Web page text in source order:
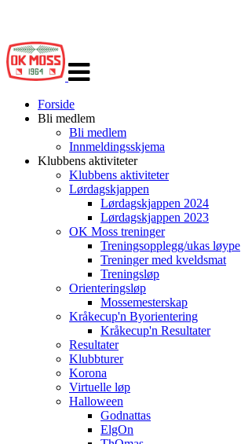
navigasjon
Forside
Bli medlem
Bli medlem
Innmeldingsskjema
Klubbens aktiviteter
Klubbens aktiviteter
Lørdagskjappen
Lørdagskjappen 2024
Lørdagskjappen 2023
OK Moss treninger
Treningsopplegg/ukas løype
Treninger med kveldsmat
Treningsløp
Orienteringsløp
Mossemesterskap
Kråkecup'n Byorientering
Kråkecup'n Resultater
Resultater
Klubbturer
Korona
Virtuelle løp
Halloween
Godnattas
ElgOn